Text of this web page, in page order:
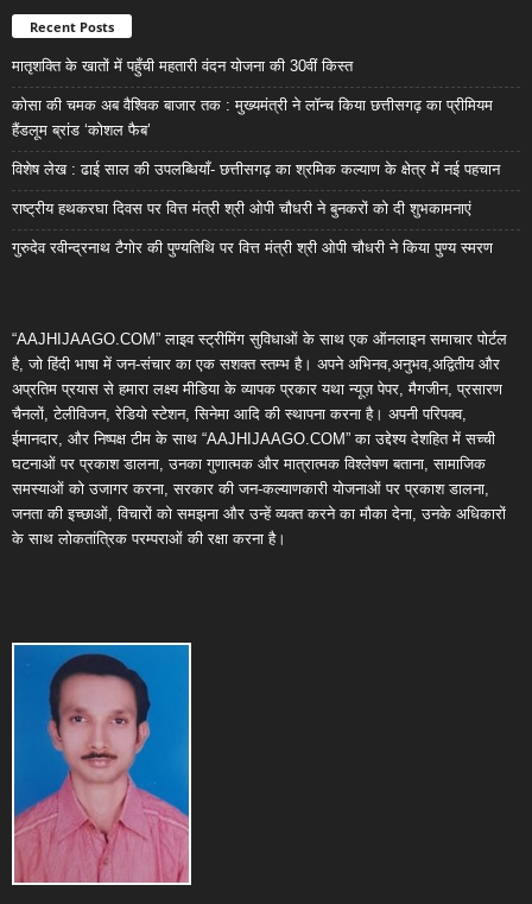
Recent Posts
मातृशक्ति के खातों में पहुँची महतारी वंदन योजना की 30वीं किस्त
कोसा की चमक अब वैश्विक बाजार तक : मुख्यमंत्री ने लॉन्च किया छत्तीसगढ़ का प्रीमियम
हैंडलूम ब्रांड ‘कोशल फैब’
विशेष लेख : ढाई साल की उपलब्धियाँ- छत्तीसगढ़ का श्रमिक कल्याण के क्षेत्र में नई पहचान
राष्ट्रीय हथकरघा दिवस पर वित्त मंत्री श्री ओपी चौधरी ने बुनकरों को दी शुभकामनाएं
गुरुदेव रवीन्द्रनाथ टैगोर की पुण्यतिथि पर वित्त मंत्री श्री ओपी चौधरी ने किया पुण्य स्मरण
“AAJHIJAAGO.COM” लाइव स्ट्रीमिंग सुविधाओं के साथ एक ऑनलाइन समाचार पोर्टल
है, जो हिंदी भाषा में जन-संचार का एक सशक्त स्तम्भ है। अपने अभिनव,अनुभव,अद्वितीय और
अप्रतिम प्रयास से हमारा लक्ष्य मीडिया के व्यापक प्रकार यथा न्यूज़ पेपर, मैगजीन, प्रसारण
चैनलों, टेलीविजन, रेडियो स्टेशन, सिनेमा आदि की स्थापना करना है। अपनी परिपक्व,
ईमानदार, और निष्पक्ष टीम के साथ “AAJHIJAAGO.COM” का उद्देश्य देशहित में सच्ची
घटनाओं पर प्रकाश डालना, उनका गुणात्मक और मात्रात्मक विश्लेषण बताना, सामाजिक
समस्याओं को उजागर करना, सरकार की जन-कल्याणकारी योजनाओं पर प्रकाश डालना,
जनता की इच्छाओं, विचारों को समझना और उन्हें व्यक्त करने का मौका देना, उनके अधिकारों
के साथ लोकतांत्रिक परम्पराओं की रक्षा करना है।